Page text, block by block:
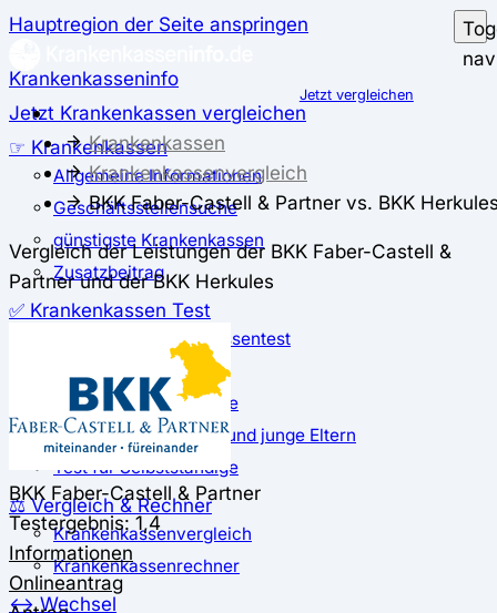
Hauptregion der Seite anspringen
Krankenkasseninfo
Jetzt Krankenkassen vergleichen
☞ Krankenkassen
Allgemeine Informationen
Geschäftsstellensuche
günstigste Krankenkassen
Zusatzbeitrag
✅ Krankenkassen Test
Der große Krankenkassentest
Test für Studierende
Test für Auszubildende
Test für Schwangere und junge Eltern
Test für Selbstständige
⚖️ Vergleich & Rechner
Krankenkassenvergleich
Krankenkassenrechner
↔ Wechsel
Jetzt vergleichen
Krankenkassen
Krankenkassenvergleich
BKK Faber-Castell & Partner vs. BKK
Vergleich der Leistungen der BKK Faber-Castell &
Partner und der BKK Herkules
BKK Faber-Castell & Partner
Testergebnis: 1,4
Informationen
Onlineantrag